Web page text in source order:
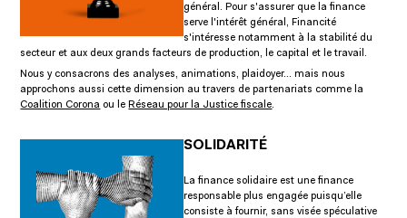
général. Pour s'assurer que la finance
serve l'intérêt général, Financité
s'intéresse notamment à la stabilité du
secteur et aux deux grands facteurs de production, le capital et le travail.
Nous y consacrons des analyses, animations, plaidoyer… mais nous
approchons aussi cette dimension au travers de partenariats comme la
Coalition Corona ou le Réseau pour la Justice fiscale.
SOLIDARITÉ
La finance solidaire est une finance
responsable plus engagée puisqu’elle
consiste à fournir, sans visée spéculative